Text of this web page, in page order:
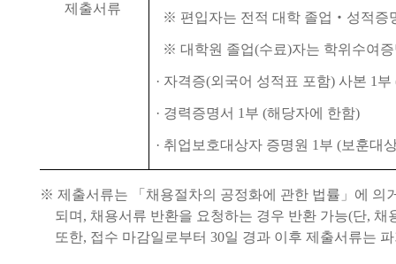
제출서류
※ 편입자는 전적 대학 졸업 ‧ 성적증
※ 대학원 졸업(수료)자는 학위수여
· 자격증(외국어 성적표 포함) 사본 1 부
· 경력증명서 1 부 (해당자에 한함)
· 취업보호대상자 증명원 1 부 (보훈대
※ 제출서류는 「 채용절차의 공정화에 관한 법률 」 에 의
되며 , 채용서류 반환을 요청하는 경우 반환 가능(단, 채
또한, 접수 마감일로부터30일 경과 이후 제출서류는